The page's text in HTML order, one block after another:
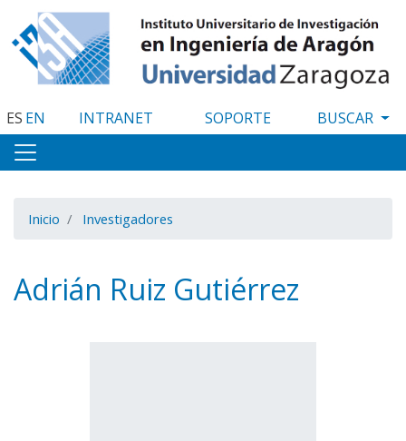
al
contenido
principal
ES EN INTRANET SOPORTE
Inicio Investigadores
Adrián Ruiz Gutiérrez